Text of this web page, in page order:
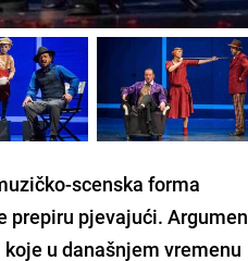
scenska forma
prepiru pjevajući.
u današnjem vremenu